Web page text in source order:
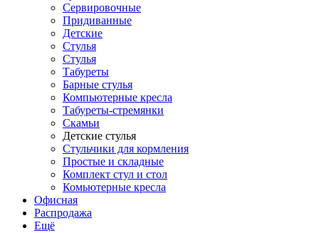
Сервировочные
Придиванные
Детские
Стулья
Стулья
Табуреты
Барные стулья
Компьютерные кресла
Табуреты-стремянки
Скамьи
Детские стулья
Стульчики для кормления
Простые и складные
Комплект стул и стол
Комьютерные кресла
Офисная
Распродажа
Eщё